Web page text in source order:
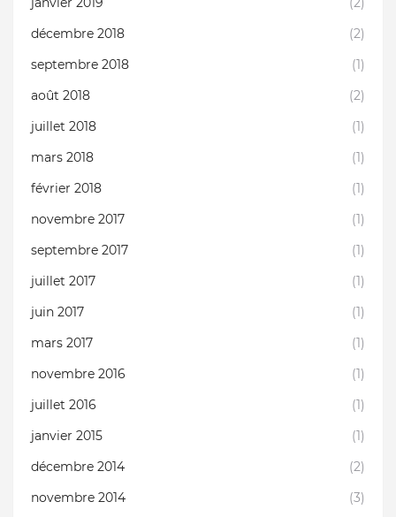
décembre 2018
(2)
septembre 2018
(1)
août 2018
(2)
juillet 2018
(1)
mars 2018
(1)
février 2018
(1)
novembre 2017
(1)
septembre 2017
(1)
juillet 2017
(1)
juin 2017
(1)
mars 2017
(1)
novembre 2016
(1)
juillet 2016
(1)
janvier 2015
(1)
décembre 2014
(2)
novembre 2014
(3)